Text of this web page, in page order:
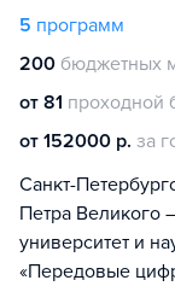
5 программ
200 бюджетных
от 81 проходной
от 152000 р. за
Санкт-
Петра Великого
университет и
«Передовые